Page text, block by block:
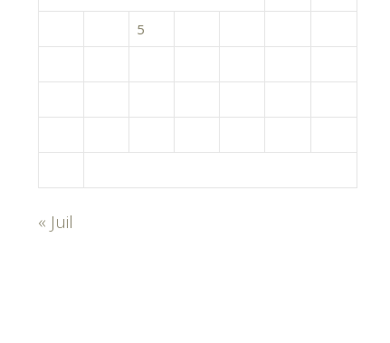
5
« Juil